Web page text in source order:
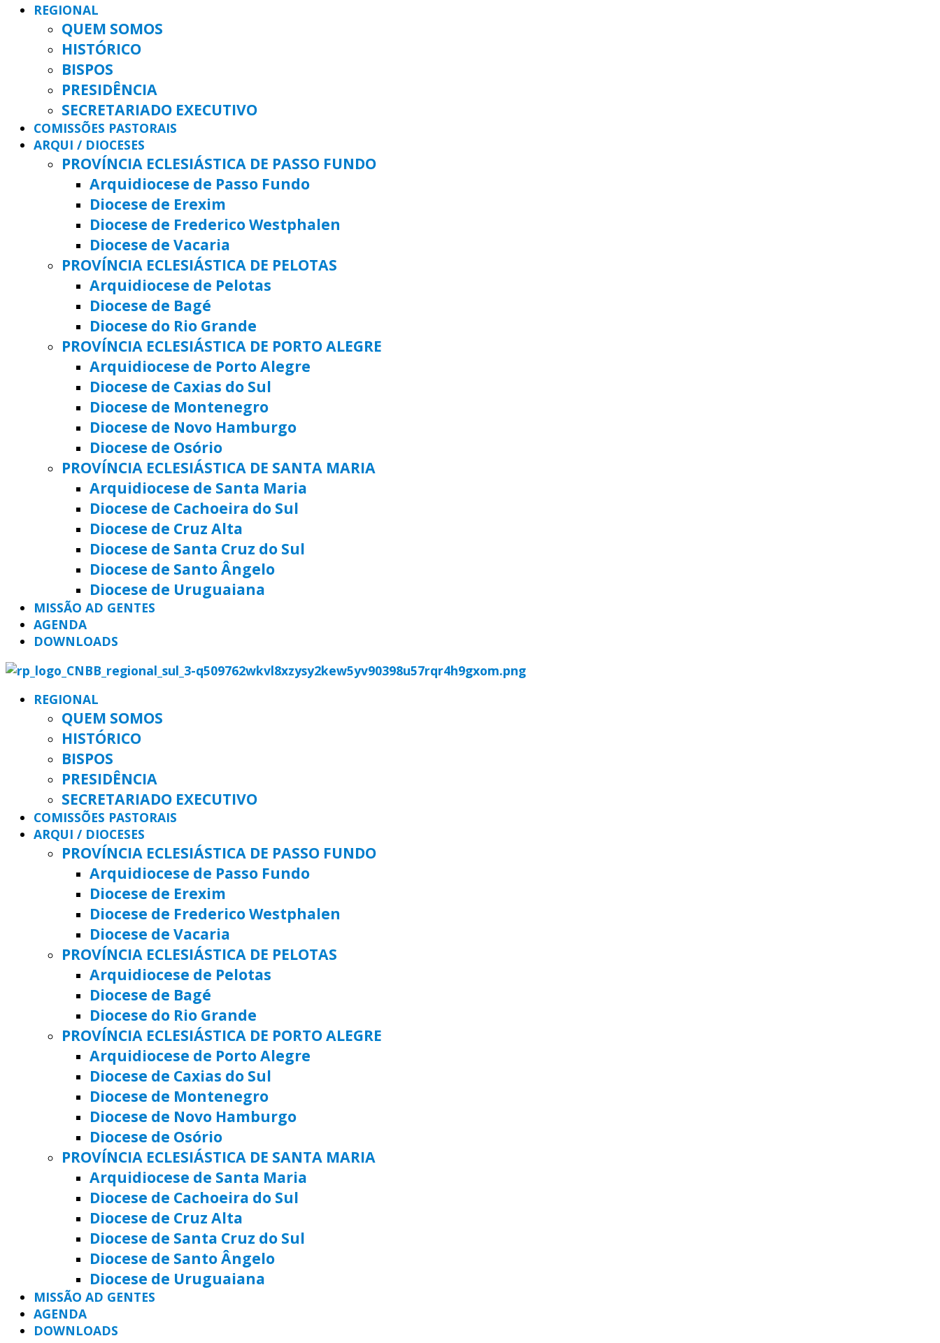
REGIONAL
QUEM SOMOS
HISTÓRICO
BISPOS
PRESIDÊNCIA
SECRETARIADO EXECUTIVO
COMISSÕES PASTORAIS
ARQUI / DIOCESES
PROVÍNCIA ECLESIÁSTICA DE PASSO FUNDO
Arquidiocese de Passo Fundo
Diocese de Erexim
Diocese de Frederico Westphalen
Diocese de Vacaria
PROVÍNCIA ECLESIÁSTICA DE PELOTAS
Arquidiocese de Pelotas
Diocese de Bagé
Diocese do Rio Grande
PROVÍNCIA ECLESIÁSTICA DE PORTO ALEGRE
Arquidiocese de Porto Alegre
Diocese de Caxias do Sul
Diocese de Montenegro
Diocese de Novo Hamburgo
Diocese de Osório
PROVÍNCIA ECLESIÁSTICA DE SANTA MARIA
Arquidiocese de Santa Maria
Diocese de Cachoeira do Sul
Diocese de Cruz Alta
Diocese de Santa Cruz do Sul
Diocese de Santo Ângelo
Diocese de Uruguaiana
MISSÃO AD GENTES
AGENDA
DOWNLOADS
REGIONAL
QUEM SOMOS
HISTÓRICO
BISPOS
PRESIDÊNCIA
SECRETARIADO EXECUTIVO
COMISSÕES PASTORAIS
ARQUI / DIOCESES
PROVÍNCIA ECLESIÁSTICA DE PASSO FUNDO
Arquidiocese de Passo Fundo
Diocese de Erexim
Diocese de Frederico Westphalen
Diocese de Vacaria
PROVÍNCIA ECLESIÁSTICA DE PELOTAS
Arquidiocese de Pelotas
Diocese de Bagé
Diocese do Rio Grande
PROVÍNCIA ECLESIÁSTICA DE PORTO ALEGRE
Arquidiocese de Porto Alegre
Diocese de Caxias do Sul
Diocese de Montenegro
Diocese de Novo Hamburgo
Diocese de Osório
PROVÍNCIA ECLESIÁSTICA DE SANTA MARIA
Arquidiocese de Santa Maria
Diocese de Cachoeira do Sul
Diocese de Cruz Alta
Diocese de Santa Cruz do Sul
Diocese de Santo Ângelo
Diocese de Uruguaiana
MISSÃO AD GENTES
AGENDA
DOWNLOADS